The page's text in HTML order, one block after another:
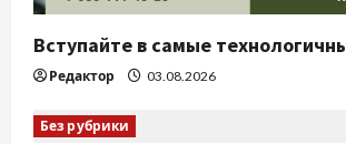
Вступайте в самые
Редактор 03.08.2026
Без рубрики